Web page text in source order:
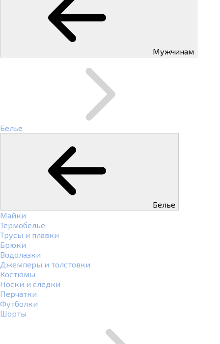
Мужчинам
Белье
Белье
Майки
Термобелье
Трусы и плавки
Брюки
Водолазки
Джемперы и толстовки
Костюмы
Носки и следки
Перчатки
Футболки
Шорты